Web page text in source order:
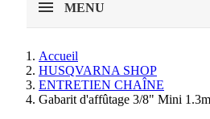
MENU
Accueil
HUSQVARNA SHOP
ENTRETIEN CHAÎNE
Gabarit d'affûtage 3/8" Mini